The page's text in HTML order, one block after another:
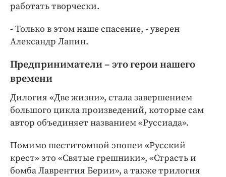
работать творчески.
- Только в этом наше спасение, - уверен
Александр Лапин.
Предприниматели – это герои нашего
времени
Дилогия «Две жизни», стала завершением
большого цикла произведений, которые сам
автор объединяет названием «Руссиада».
Помимо шеститомной эпопеи «Русский
крест» это «Святые грешники», «Страсть и
бомба Лаврентия Берии», а также трилогия